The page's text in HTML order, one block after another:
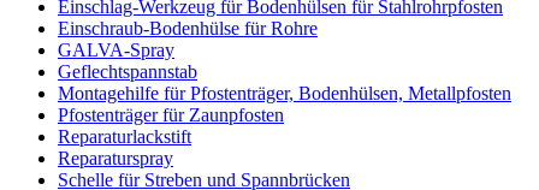
Einschlag-Werkzeug für Bodenhülsen für Stahlrohrpfosten
Einschraub-Bodenhülse für Rohre
GALVA-Spray
Geflechtspannstab
Montagehilfe für Pfostenträger, Bodenhülsen, Metallpfosten
Pfostenträger für Zaunpfosten
Reparaturlackstift
Reparaturspray
Schelle für Streben und Spannbrücken